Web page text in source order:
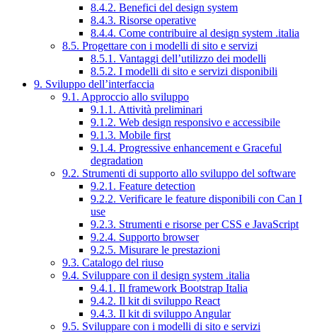
8.4.2. Benefici del design system
8.4.3. Risorse operative
8.4.4. Come contribuire al design system .italia
8.5. Progettare con i modelli di sito e servizi
8.5.1. Vantaggi dell’utilizzo dei modelli
8.5.2. I modelli di sito e servizi disponibili
9. Sviluppo dell’interfaccia
9.1. Approccio allo sviluppo
9.1.1. Attività preliminari
9.1.2. Web design responsivo e accessibile
9.1.3. Mobile first
9.1.4. Progressive enhancement e Graceful
degradation
9.2. Strumenti di supporto allo sviluppo del software
9.2.1. Feature detection
9.2.2. Verificare le feature disponibili con Can I
use
9.2.3. Strumenti e risorse per CSS e JavaScript
9.2.4. Supporto browser
9.2.5. Misurare le prestazioni
9.3. Catalogo del riuso
9.4. Sviluppare con il design system .italia
9.4.1. Il framework Bootstrap Italia
9.4.2. Il kit di sviluppo React
9.4.3. Il kit di sviluppo Angular
9.5. Sviluppare con i modelli di sito e servizi